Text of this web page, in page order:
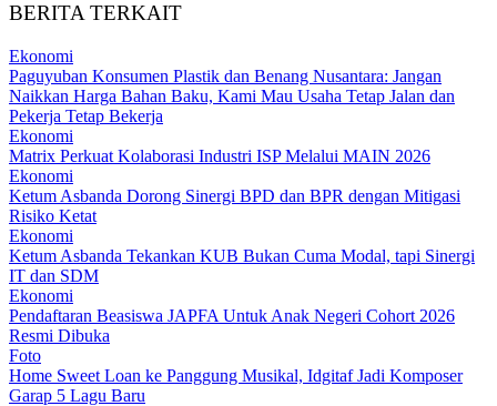
BERITA TERKAIT
Ekonomi
Paguyuban Konsumen Plastik dan Benang Nusantara: Jangan
Naikkan Harga Bahan Baku, Kami Mau Usaha Tetap Jalan dan
Pekerja Tetap Bekerja
Ekonomi
Matrix Perkuat Kolaborasi Industri ISP Melalui MAIN 2026
Ekonomi
Ketum Asbanda Dorong Sinergi BPD dan BPR dengan Mitigasi
Risiko Ketat
Ekonomi
Ketum Asbanda Tekankan KUB Bukan Cuma Modal, tapi Sinergi
IT dan SDM
Ekonomi
Pendaftaran Beasiswa JAPFA Untuk Anak Negeri Cohort 2026
Resmi Dibuka
Foto
Home Sweet Loan ke Panggung Musikal, Idgitaf Jadi Komposer
Garap 5 Lagu Baru